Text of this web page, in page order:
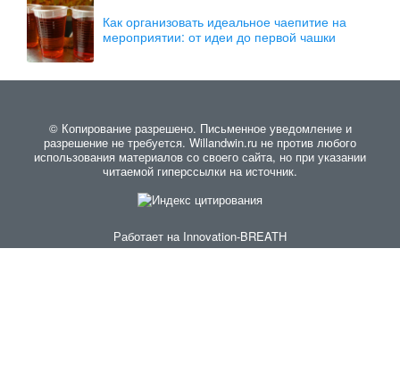
Как организовать идеальное чаепитие на
мероприятии: от идеи до первой чашки
© Копирование разрешено. Письменное уведомление и
разрешение не требуется. Willandwin.ru не против любого
использования материалов со своего сайта, но при указании
читаемой гиперссылки на источник.
Работает на Innovation-BREATH